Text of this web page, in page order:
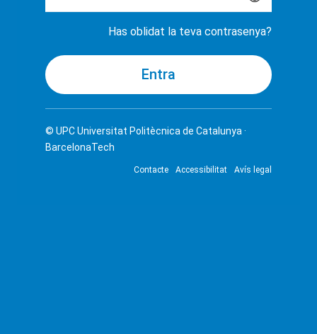
Has oblidat la teva contrasenya?
© UPCUniversitat Politècnica de Catalunya ·
BarcelonaTech
Contacte Accessibilitat Avís legal